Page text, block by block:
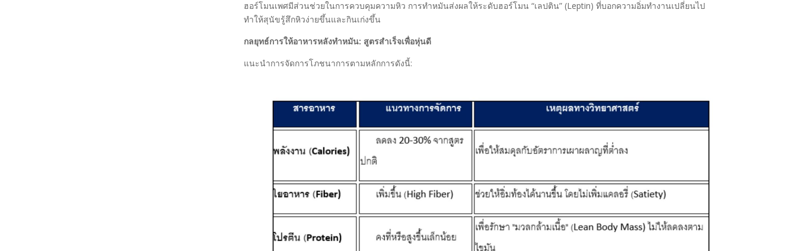
ฮอร์โมนเพศมีส่วนช่วยในการควบคุมความหิว การทำหมันส่งผลให้ระดับฮอร์โมน “เลปติน” (Leptin) ที่บอกความอิ่มทำงานเปลี่ยนไป
ทำให้สุนัขรู้สึกหิวง่ายขึ้นและกินเก่งขึ้น
กลยุทธ์การให้อาหารหลังทำหมัน: สูตรสำเร็จเพื่อหุ่นดี
แนะนำการจัดการโภชนาการตามหลักการดังนี้: